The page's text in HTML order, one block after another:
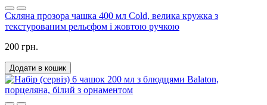
Скляна прозора чашка 400 мл Cold, велика кружка з
текстурованим рельєфом і жовтою ручкою
200 грн.
Додати в кошик